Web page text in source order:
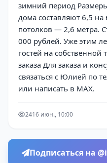
зимний период
дома составляют 6,5 на
потолков — 2,6 метра.
000 рублей. Уже этим
гостей на собственной
заказа Для заказа и
связаться с Юлией по
или написать в MAX.
2416 июн., 10:00
Подписаться на